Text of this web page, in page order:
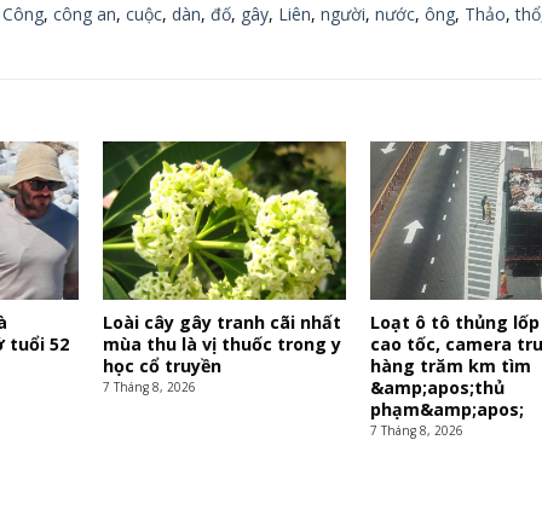
Công, công an, cuộc, dàn, đố, gây, Liên, người, nước, ông, Thảo,thổ
tuổi 52
Loài cây gây tranh cãi nhất
mùa thu là vị thuốc trong y
học cổ truyền
7 Tháng 8, 2026
Loạt ô tô thủng
cao tốc, camera
hàng trăm km tìm
&amp;apos;thủ
phạm&amp;apos;
7 Tháng 8, 2026